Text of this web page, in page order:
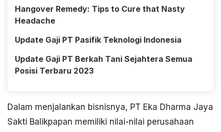
Hangover Remedy: Tips to Cure that Nasty
Headache
Update Gaji PT Pasifik Teknologi Indonesia
Update Gaji PT Berkah Tani Sejahtera Semua
Posisi Terbaru 2023
Dalam menjalankan bisnisnya, PT Eka Dharma Jaya
Sakti Balikpapan memiliki nilai-nilai perusahaan